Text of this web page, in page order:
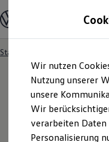
Hauptinhalt
springen
Footer
springen
Modelle &
Modelle
Oldtimer
Bulli
Branchenlösungen
Auf- und
Startseite
4Der
Standard Modelle
Wir nutzen
Nutzung unserer
unsere
Wir
verarbeiten
Personalisierung